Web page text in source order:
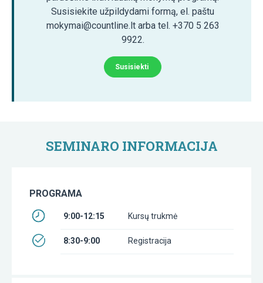
Susisiekite užpildydami formą, el. paštu
mokymai@countline.lt arba tel. +370 5 263
9922.
Susisiekti
SEMINARO INFORMACIJA
PROGRAMA
9:00-12:15 Kursų trukmė
8:30-9:00 Registracija